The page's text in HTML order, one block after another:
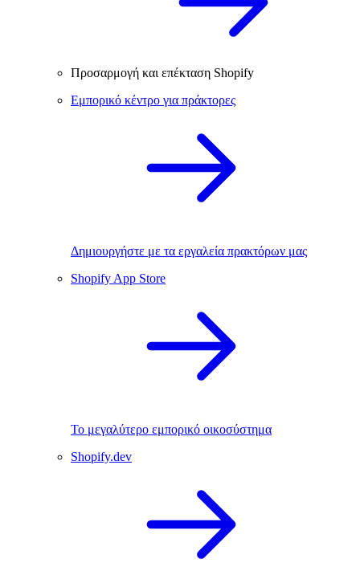
Προσαρμογή και επέκταση Shopify
Εμπορικό κέντρο για πράκτορες
Δημιουργήστε με τα εργαλεία πρακτόρων μας
Shopify App Store
Το μεγαλύτερο εμπορικό οικοσύστημα
Shopify.dev